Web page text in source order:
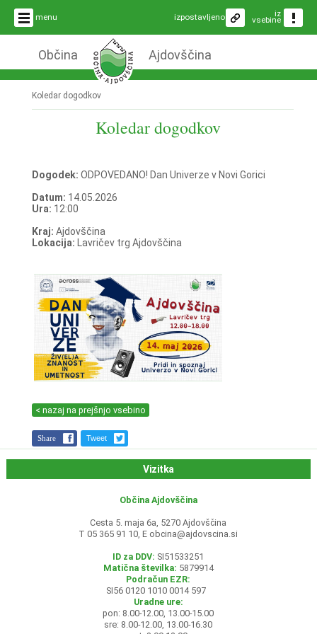
menu iz
vsebine
izpostavljeno
Občina Ajdovščina
Koledar dogodkov
Koledar dogodkov
Dogodek: ODPOVEDANO! Dan Univerze v Novi Gorici
Datum: 14.05.2026
Ura: 12:00
Kraj: Ajdovščina
Lokacija: Lavričev trg Ajdovščina
< nazaj na prejšnjo vsebino
Share Tweet
Vizitka
Občina Ajdovščina
Cesta 5. maja 6a, 5270 Ajdovščina
T 05 365 91 10, E obcina@ajdovscina.si
ID za DDV: SI51533251
Matična številka: 5879914
Podračun EZR:
SI56 0120 1010 0014 597
Uradne ure:
pon: 8.00-12.00, 13.00-15.00
sre: 8.00-12.00, 13.00-16.30